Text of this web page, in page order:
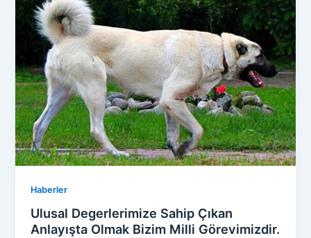
Haberler
Ulusal Degerlerimize Sahip Çıkan
Anlayışta Olmak Bizim Milli Görevimizdir.